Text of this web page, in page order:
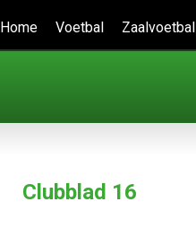
Home Voetbal Zaalvoetbal
Clubblad 16